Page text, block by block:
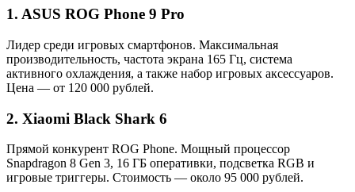
1. ASUS ROG Phone 9 Pro
Лидер среди игровых смартфонов. Максимальная
производительность, частота экрана 165 Гц, система
активного охлаждения, а также набор игровых аксессуаров.
Цена — от 120 000 рублей.
2. Xiaomi Black Shark 6
Прямой конкурент ROG Phone. Мощный процессор
Snapdragon 8 Gen 3, 16 ГБ оперативки, подсветка RGB и
игровые триггеры. Стоимость — около 95 000 рублей.